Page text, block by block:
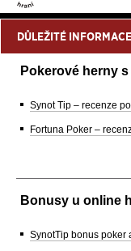
DŮLEŽITÉ
Pokerové herny
Synot Tip – recenze
Fortuna Poker –
Bonusy u online
SynotTip bonus poker